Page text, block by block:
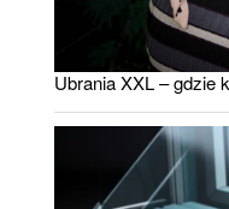
Ubrania XXL – gdzie